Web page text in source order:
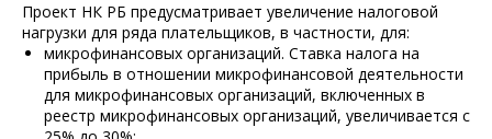
Проект НК РБ предусматривает увеличение налоговой
нагрузки для ряда плательщиков, в частности, для:
микрофинансовых организаций. Ставка налога на
прибыль в отношении микрофинансовой деятельности
для микрофинансовых организаций, включенных в
реестр микрофинансовых организаций, увеличивается с